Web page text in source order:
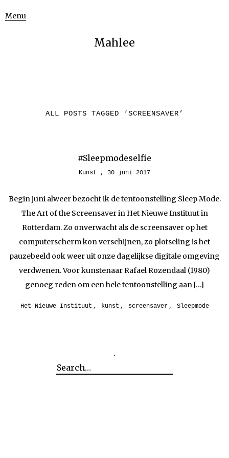
Menu
Mahlee
ALL POSTS TAGGED ‘SCREENSAVER’
#Sleepmodeselfie
Kunst 30 juni 2017
Begin juni alweer bezocht ik de tentoonstelling Sleep Mode.
The Art of the Screensaver in Het Nieuwe Instituut in
Rotterdam. Zo onverwacht als de screensaver op het
computerscherm kon verschijnen, zo plotseling is het
pauzebeeld ook weer uit onze dagelijkse digitale omgeving
verdwenen. Voor kunstenaar Rafael Rozendaal (1980)
genoeg reden om een hele tentoonstelling aan […]
Het Nieuwe Instituut , kunst , screensaver , Sleepmode
.